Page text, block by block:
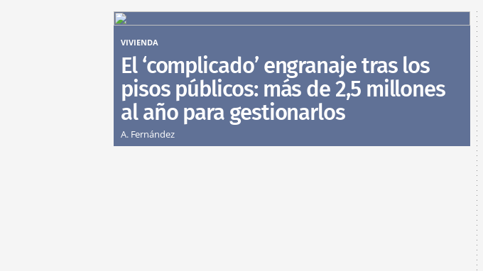
VIVIENDA
El ‘complicado’ engranaje tras los
pisos públicos: más de 2,5 millones
al año para gestionarlos
A. Fernández